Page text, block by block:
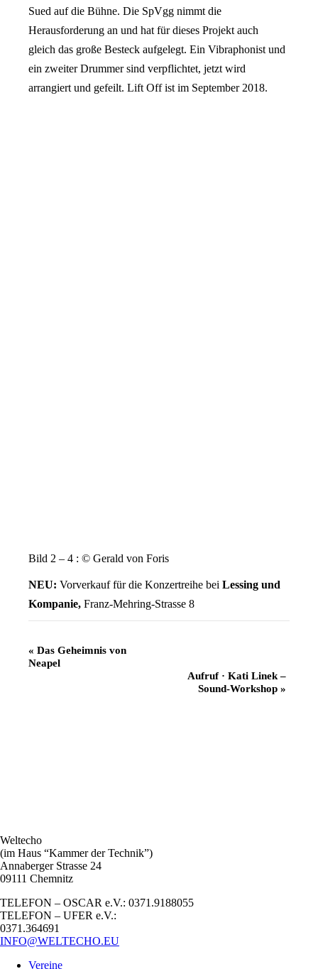
Sued auf die Bühne. Die SpVgg nimmt die
Herausforderung an und hat für dieses Projekt auch
gleich das große Besteck aufgelegt. Ein Vibraphonist und
ein zweiter Drummer sind verpflichtet, jetzt wird
arrangiert und gefeilt. Lift Off ist im September 2018.
Bild 2 – 4 : © Gerald von Foris
NEU: Vorverkauf für die Konzertreihe bei Lessing und
Kompanie, Franz-Mehring-Strasse 8
Veranstaltung
Navigation
« Das Geheimnis von
Neapel
Aufruf · Kati Linek –
Sound-Workshop »
Weltecho
(im Haus “Kammer der Technik”)
Annaberger Strasse 24
09111 Chemnitz
TELEFON – OSCAR e.V.: 0371.9188055
TELEFON – UFER e.V.:
0371.364691
INFO@WELTECHO.EU
Vereine